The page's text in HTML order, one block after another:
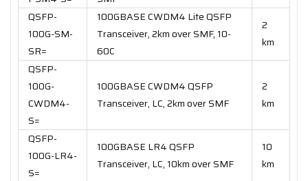
QSFP-
100G-SM-
SR=
100GBASE CWDM4 Lite QSFP
Transceiver, 2km over SMF, 10-
60C
2
km
QSFP-
100G-
CWDM4-
S=
100GBASE CWDM4 QSFP
Transceiver, LC, 2km over SMF
2
km
QSFP-
100G-LR4-
S=
100GBASE LR4 QSFP
Transceiver, LC, 10km over SMF
10
km